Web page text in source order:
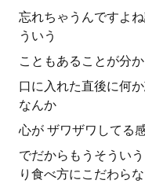
忘れちゃうんですよ
ういう
こともあることが分
口に入れた直後に何
なんか
心が ザワザワしてる
でだからもうそうい
り食べ方にこだわら